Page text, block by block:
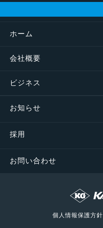
ホーム
会社概要
ビジネス
お知らせ
採用
お問い合わせ
個人情報保護方針